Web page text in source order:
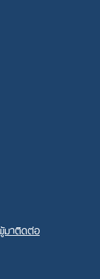
มาติดต่อ